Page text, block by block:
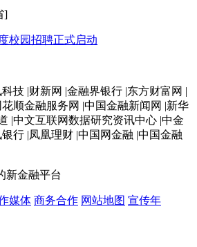
]
校园招聘正式启动
技 |财新网 |金融界银行 |东方财富网 |
顺金融服务网 |中国金融新闻网 |新华
|中文互联网数据研究资讯中心 |中金
行 |凤凰理财 |中国网金融 |中国金融
新金融平台
媒体 商务合作 网站地图 宣传年